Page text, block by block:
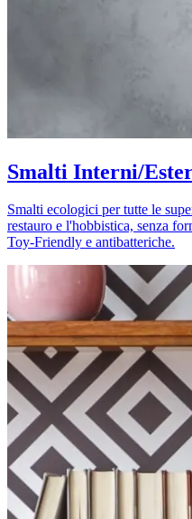
Smalti Interni/
Smalti ecologici per tutte le
restauro e l'hobbistica, senza
Toy-Friendly e antibatteriche.